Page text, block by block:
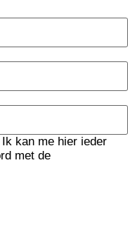
kan me hier ieder
met de